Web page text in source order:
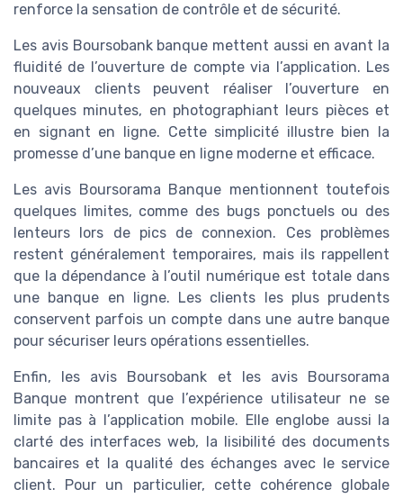
renforce la sensation de contrôle et de sécurité.
Les avis Boursobank banque mettent aussi en avant la
fluidité de l’ouverture de compte via l’application. Les
nouveaux clients peuvent réaliser l’ouverture en
quelques minutes, en photographiant leurs pièces et
en signant en ligne. Cette simplicité illustre bien la
promesse d’une banque en ligne moderne et efficace.
Les avis Boursorama Banque mentionnent toutefois
quelques limites, comme des bugs ponctuels ou des
lenteurs lors de pics de connexion. Ces problèmes
restent généralement temporaires, mais ils rappellent
que la dépendance à l’outil numérique est totale dans
une banque en ligne. Les clients les plus prudents
conservent parfois un compte dans une autre banque
pour sécuriser leurs opérations essentielles.
Enfin, les avis Boursobank et les avis Boursorama
Banque montrent que l’expérience utilisateur ne se
limite pas à l’application mobile. Elle englobe aussi la
clarté des interfaces web, la lisibilité des documents
bancaires et la qualité des échanges avec le service
client. Pour un particulier, cette cohérence globale